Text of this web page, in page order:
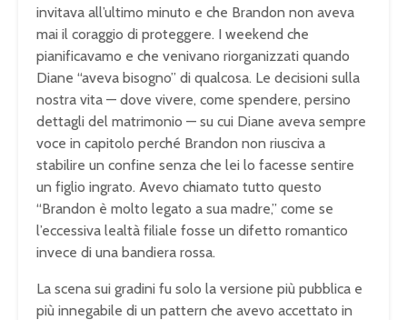
invitava all’ultimo minuto e che Brandon non aveva
mai il coraggio di proteggere. I weekend che
pianificavamo e che venivano riorganizzati quando
Diane “aveva bisogno” di qualcosa. Le decisioni sulla
nostra vita — dove vivere, come spendere, persino
dettagli del matrimonio — su cui Diane aveva sempre
voce in capitolo perché Brandon non riusciva a
stabilire un confine senza che lei lo facesse sentire
un figlio ingrato. Avevo chiamato tutto questo
“Brandon è molto legato a sua madre,” come se
l’eccessiva lealtà filiale fosse un difetto romantico
invece di una bandiera rossa.
La scena sui gradini fu solo la versione più pubblica e
più innegabile di un pattern che avevo accettato in